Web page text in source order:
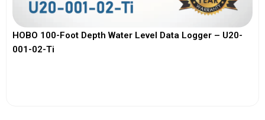
HOBO 100-Foot Depth Water Level Data Logger – U20-
001-02-Ti